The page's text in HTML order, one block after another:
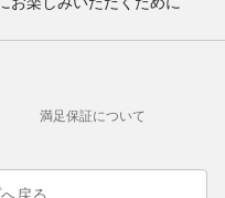
満足保証について
戻る